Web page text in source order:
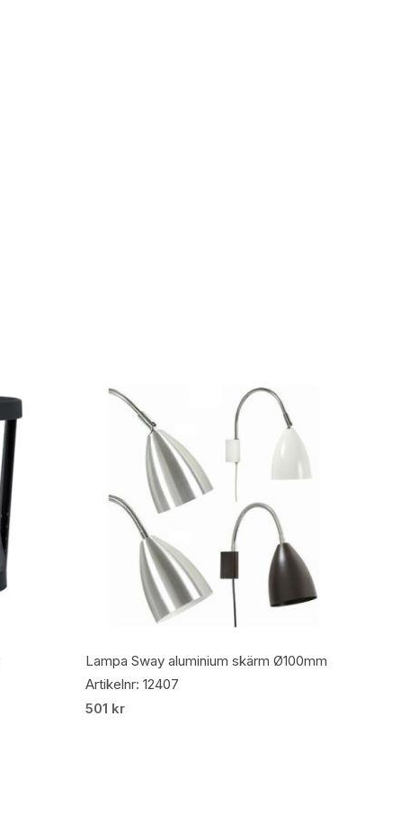
Lägg Till I Varukorg
Lampa Sway aluminium skärm Ø100mm
Artikelnr: 12407
501 kr